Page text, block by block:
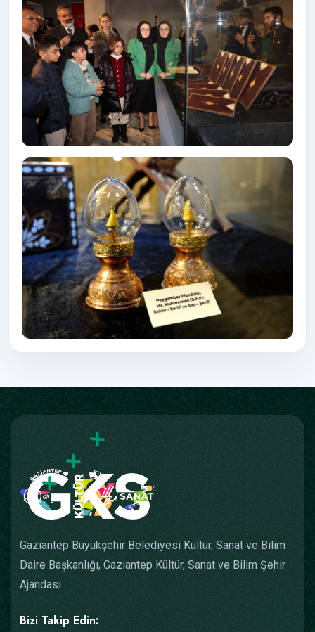
Gaziantep Büyükşehir Belediyesi Kültür, Sanat ve Bilim
Daire Başkanlığı, Gaziantep Kültür, Sanat ve Bilim Şehir
Ajandası
Bizi Takip Edin: